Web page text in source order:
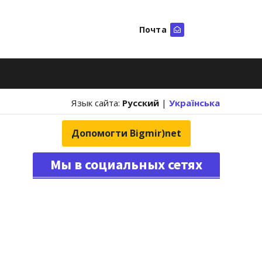
Почта
Язык сайта: Русский | Українська
Допомогти Bigmir)net
Мы в социальных сетях